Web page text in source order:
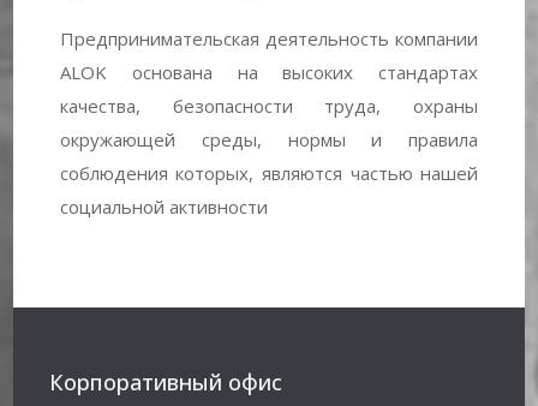
Предпринимательская деятельность компании
ALOK основана на высоких стандартах
качества, безопасности труда, охраны
окружающей среды, нормы и правила
соблюдения которых, являются частью нашей
социальной активности
Корпоративный офис